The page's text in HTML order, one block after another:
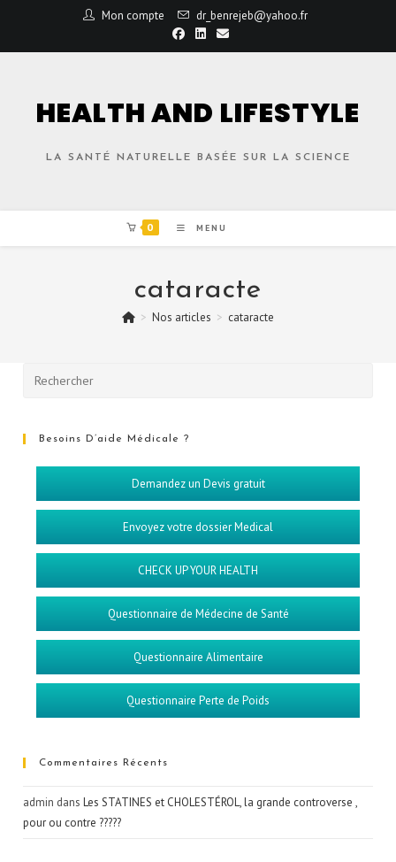
Mon compte dr_benrejeb@yahoo.fr
HEALTH AND LIFESTYLE
LA SANTÉ NATURELLE BASÉE SUR LA SCIENCE
0 MENU
cataracte
> Nos articles > cataracte
Besoins D’aide Médicale ?
Demandez un Devis gratuit
Envoyez votre dossier Medical
CHECK UP YOUR HEALTH
Questionnaire de Médecine de Santé
Questionnaire Alimentaire
Questionnaire Perte de Poids
Commentaires Récents
admin dansLes STATINES et CHOLESTÉROL, la grande controverse ,
pour ou contre ?????